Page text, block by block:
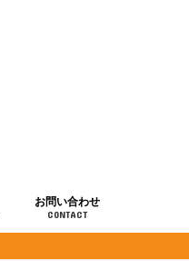
お問い合わせ
CONTACT